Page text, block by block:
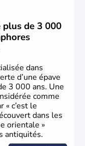
des nouvelles
plus de 3 000
dans
d’une épave
3 000 ans. Une
comme
« c’est le
dans les
orientale »
antiquités.